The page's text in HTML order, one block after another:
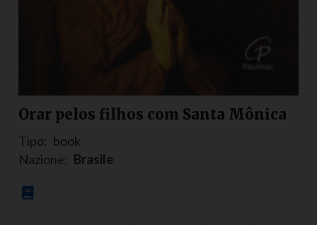
Orar pelos filhos com Santa Mônica
Tipo: book
Nazione: Brasile